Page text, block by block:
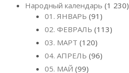
Народный календарь (1 230)
01. ЯНВАРЬ (91)
02. ФЕВРАЛЬ (113)
03. МАРТ (120)
04. АПРЕЛЬ (96)
05. МАЙ (99)